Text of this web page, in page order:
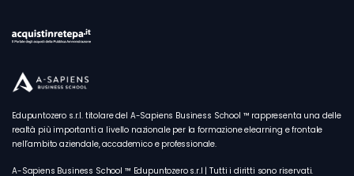
Edupuntozero s.r.l. titolare del A-Sapiens Business School ™ rappresenta una delle
realtà più importanti a livello nazionale per la formazione elearning e frontale
nell’ambito aziendale, accademico e professionale.
A-Sapiens Business School ™ Edupuntozero s.r.l | Tutti i diritti sono riservati.